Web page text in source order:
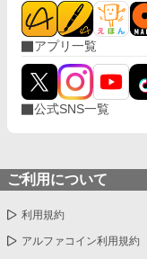
ることを勧め
になって義弟
彼の元カノだ
る。宏樹から
とをずっと想
認めた宏樹は
傍にいたいと
アプリ一覧
公式SNS一覧
ご利用について
利用規約
アルファコイン利用規約